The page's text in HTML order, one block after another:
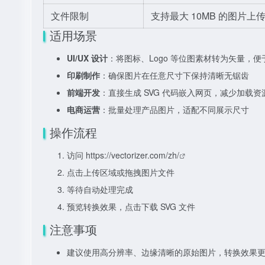
文件限制
支持最大 10MB 的图片上传
适用场景
UI/UX 设计 ：将图标、Logo 等位图素材转为矢量，
印刷制作 ：确保图片在任意尺寸下保持清晰无锯齿
前端开发 ：直接生成 SVG 代码嵌入网页，减少加载资
电商运营 ：批量处理产品图片，适配不同展示尺寸
操作流程
访问 https://vectorizer.com/zh/
点击上传区域或拖拽图片文件
等待自动处理完成
预览转换效果，点击下载 SVG 文件
注意事项
建议使用高分辨率、边缘清晰的原始图片，转换效果